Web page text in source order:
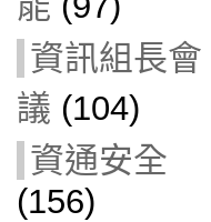
資訊組長會
議 (104)
資通安全
(156)